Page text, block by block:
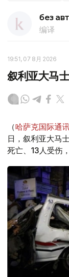
без
编译
19:51, 07 8月 2026
叙利亚大马
（哈萨克国际通
日，叙利亚大马
死亡、13人受伤